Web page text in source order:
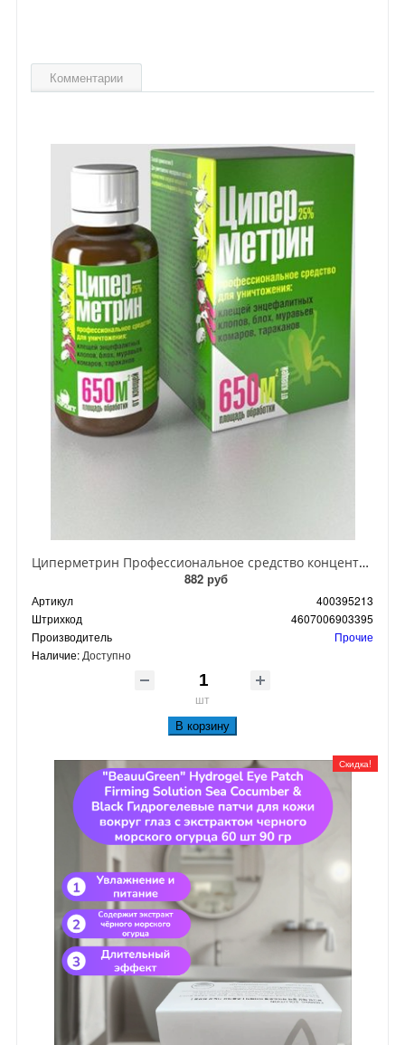
Комментарии
Циперметрин Профессиональное средство концентрат эмульсии 25% для уничтожения тараканов, мух,комаров, блох, клопов, муравьев, ос 50 мл
882 руб
Артикул
400395213
Штрихкод
4607006903395
Производитель
Прочие
Наличие: Доступно
шт
В корзину
Скидка!